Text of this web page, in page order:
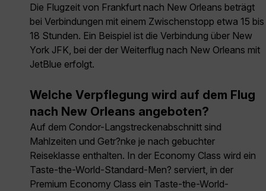
Die Flugzeit von Frankfurt nach New Orleans beträgt
bei Verbindungen mit einem Zwischenstopp etwa 15 bis
18 Stunden. Ein Beispiel ist die Verbindung über New
York JFK, bei der der Weiterflug nach New Orleans mit
JetBlue erfolgt.
Welche Verpflegung wird auf dem Flug
nach New Orleans angeboten?
Auf dem Condor-Langstreckenabschnitt sind
Mahlzeiten und Getr?nke je nach gebuchter
Reiseklasse enthalten. In der Economy Class wird ein
Taste-the-World-Standard-Men? serviert, in der
Premium Economy Class ein Taste-the-World-